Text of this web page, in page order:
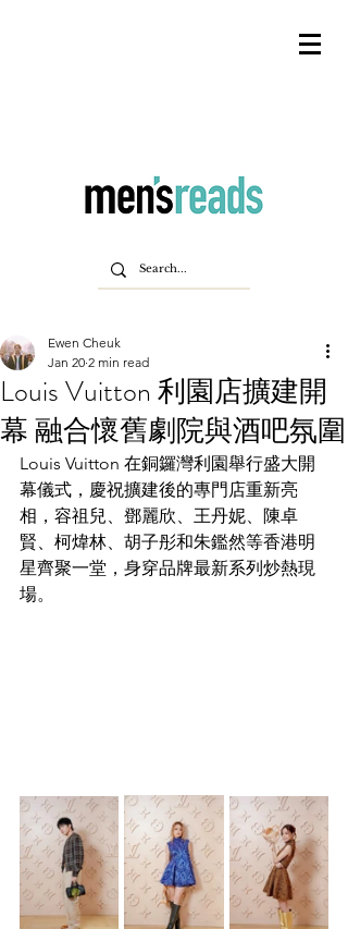
Louis Vuitton 利園店擴建開
幕 融合懷舊劇院與酒吧氛圍
Ewen Cheuk
Jan 20 2 min read
Louis Vuitton 在銅鑼灣利園舉行盛大開
幕儀式，慶祝擴建後的專門店重新亮
相，容祖兒、鄧麗欣、王丹妮、陳卓
賢、柯煒林、胡子彤和朱鑑然等香港明
星齊聚一堂，身穿品牌最新系列炒熱現
場。